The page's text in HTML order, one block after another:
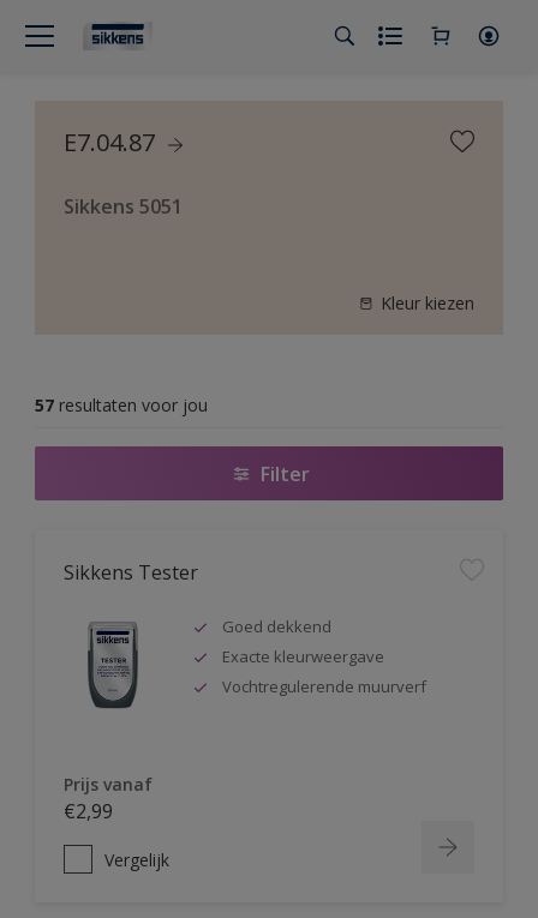
E7.04.87
Sikkens 5051
Kleur kiezen
57 resultaten voor jou
Filter
Sikkens Tester
Goed dekkend
Exacte kleurweergave
Vochtregulerende muurverf
Prijs vanaf
€2,99
Vergelijk